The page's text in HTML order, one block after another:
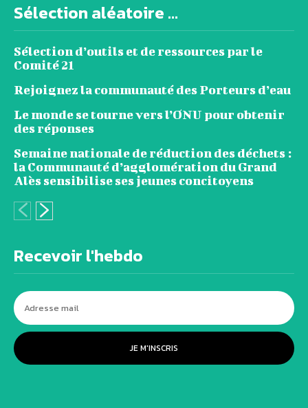
Sélection aléatoire ...
Sélection d’outils et de ressources par le
Comité 21
Rejoignez la communauté des Porteurs d’eau
Le monde se tourne vers l’ONU pour obtenir
des réponses
Semaine nationale de réduction des déchets :
la Communauté d’agglomération du Grand
Alès sensibilise ses jeunes concitoyens
Recevoir l'hebdo
JE M'INSCRIS